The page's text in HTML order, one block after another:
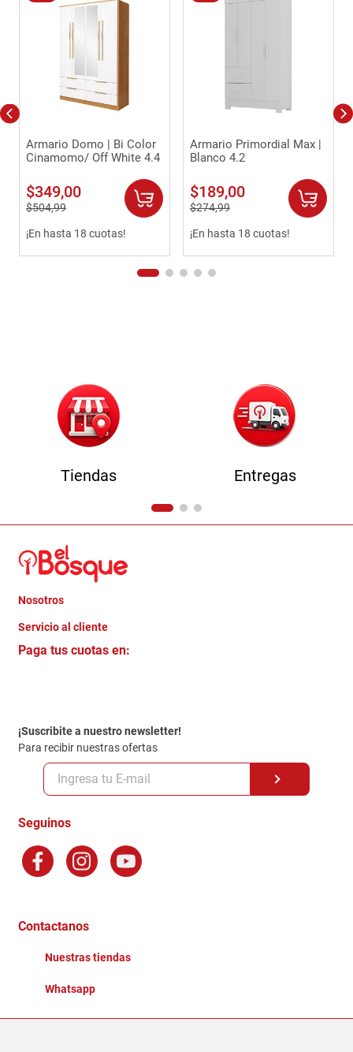
Armario Domo | Bi Color
Cinamomo/ Off White 4.4
$349,00
$504,99
¡En hasta 18 cuotas!
Armario Primordial Max |
Blanco 4.2
$189,00
$274,99
¡En hasta 18 cuotas!
Tiendas Entregas
Nosotros
Quienes somos
Trabaja con Nosotros
Servicio al cliente
Crédito Directo
Politica de Privacidad
Políticas y condiciones GiftCard
Formas de Pago
Terminos y Condiciones
Factura Electronica
Ganadores - Promociones
Paga tus cuotas en:
¡Suscribite a nuestro newsletter!
Para recibir nuestras ofertas
Seguinos
Contactanos
Nuestras tiendas
Whatsapp